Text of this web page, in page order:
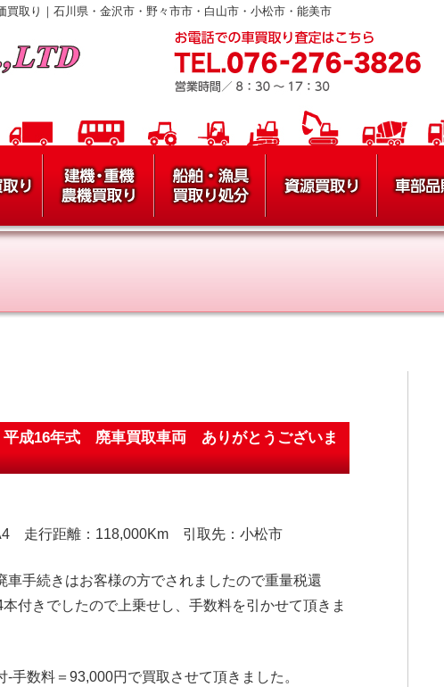
取り｜石川県・金沢市・野々市市・白山市・小松市・能美市
成16年式 廃車買取車両 ありがとうございま
走行距離：118,000Km 引取先：小松市
手続きはお客様の方でされましたので重量税還
付きでしたので上乗せし、手数料を引かせて頂きま
手数料＝93,000円で買取させて頂きました。